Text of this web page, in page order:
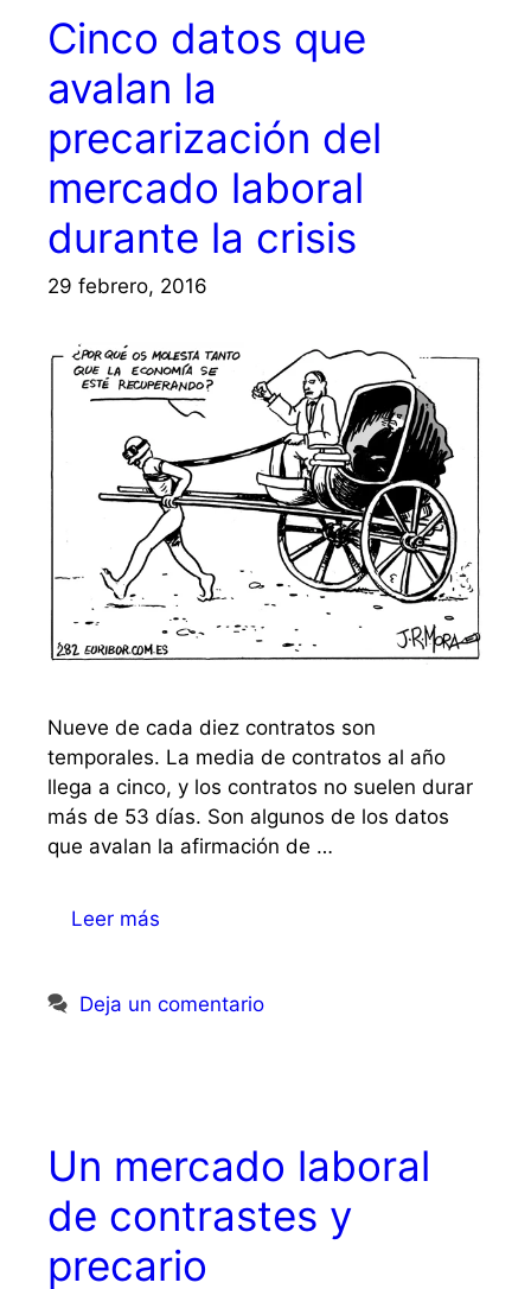
Cinco datos que
avalan la
precarización del
mercado laboral
durante la crisis
29 febrero, 2016
Nueve de cada diez contratos son
temporales. La media de contratos al año
llega a cinco, y los contratos no suelen durar
más de 53 días. Son algunos de los datos
que avalan la afirmación de …
Leer más
Deja un comentario
Un mercado laboral
de contrastes y
precario